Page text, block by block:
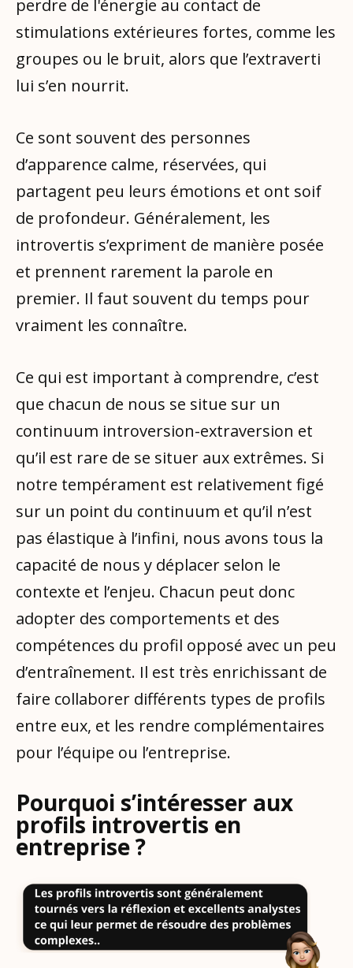
perdre de l'énergie au contact de
stimulations extérieures fortes, comme les
groupes ou le bruit, alors que l’extraverti
lui s’en nourrit.
Ce sont souvent des personnes
d’apparence calme, réservées, qui
partagent peu leurs émotions et ont soif
de profondeur. Généralement, les
introvertis s’expriment de manière posée
et prennent rarement la parole en
premier. Il faut souvent du temps pour
vraiment les connaître.
Ce qui est important à comprendre, c’est
que chacun de nous se situe sur un
continuum introversion-extraversion et
qu’il est rare de se situer aux extrêmes. Si
notre tempérament est relativement figé
sur un point du continuum et qu’il n’est
pas élastique à l’infini, nous avons tous la
capacité de nous y déplacer selon le
contexte et l’enjeu. Chacun peut donc
adopter des comportements et des
compétences du profil opposé avec un peu
d’entraînement. Il est très enrichissant de
faire collaborer différents types de profils
entre eux, et les rendre complémentaires
pour l’équipe ou l’entreprise.
Pourquoi s’intéresser aux
profils introvertis en
entreprise ?